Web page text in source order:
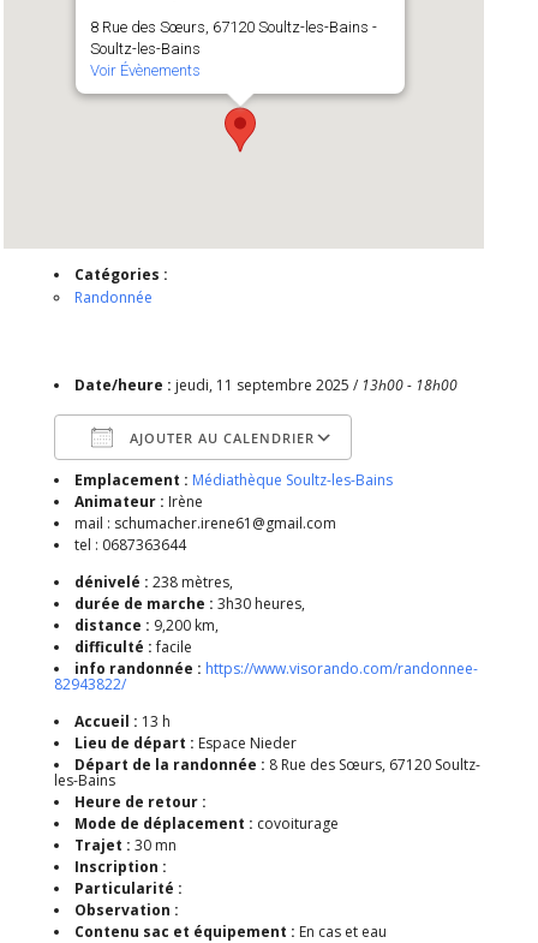
8 Rue des Sœurs, 67120 Soultz-les-Bains -
Soultz-les-Bains
Voir Évènements
Catégories :
Randonnée
Date/heure : jeudi, 11 septembre 2025 / 13h00 - 18h00
AJOUTER AU CALENDRIER
Télécharger ICS Calendrier Google
Emplacement : Médiathèque Soultz-les-Bains
Animateur : Irène
mail : schumacher.irene61@gmail.com
tel : 0687363644
dénivelé : 238 mètres,
durée de marche : 3h30 heures,
distance : 9,200 km,
difficulté :facile
info randonnée : https://www.visorando.com/randonnee-
82943822/
Accueil : 13 h
Lieu de départ : Espace Nieder
Départ de la randonnée : 8 Rue des Sœurs, 67120 Soultz-
les-Bains
Heure de retour :
Mode de déplacement : covoiturage
Trajet : 30 mn
Inscription :
Particularité :
Observation :
Contenu sac et équipement : En cas et eau